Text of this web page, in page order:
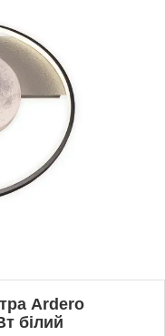
Ardero
білий